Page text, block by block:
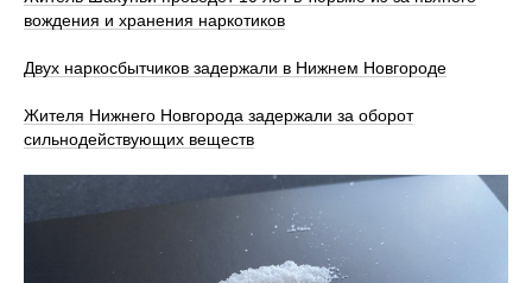
вождения и хранения наркотиков
Двух наркосбытчиков задержали в Нижнем Новгороде
Жителя Нижнего Новгорода задержали за оборот
сильнодействующих веществ